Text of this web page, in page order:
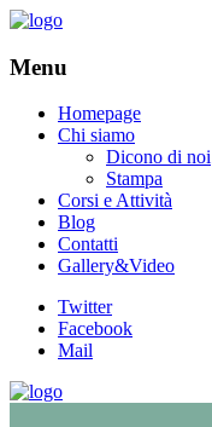
Menu
Homepage
Chi siamo
Dicono di noi
Stampa
Corsi e Attività
Blog
Contatti
Gallery&Video
Twitter
Facebook
Mail